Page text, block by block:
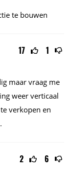
te bouwen
17 1
maar vraag me
weer verticaal
verkopen en
2 6